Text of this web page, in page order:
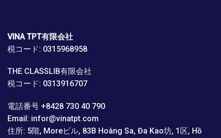
VINA TPT有限会社
税コード: 0315968958
THE CLASSLIB有限会社
税コード: 0313916707
電話番号 +8428 730 40 790
Email: infor@vinatpt.com
住所: 5階, Moreビル, 83B Hoàng Sa, Đa Kao坊, 1区, Hồ